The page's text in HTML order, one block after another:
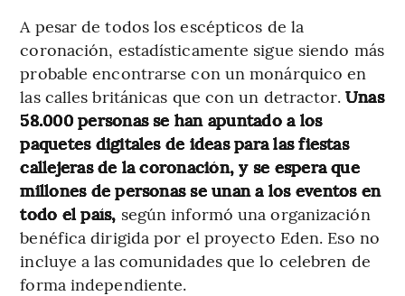
A pesar de todos los escépticos de la
coronación, estadísticamente sigue siendo más
probable encontrarse con un monárquico en
las calles británicas que con un detractor.Unas
58.000 personas se han apuntado a los
paquetes digitales de ideas para las fiestas
callejeras de la coronación, y se espera que
millones de personas se unan a los eventos en
todo el país, según informó una organización
benéfica dirigida por el proyecto Eden. Eso no
incluye a las comunidades que lo celebren de
forma independiente.